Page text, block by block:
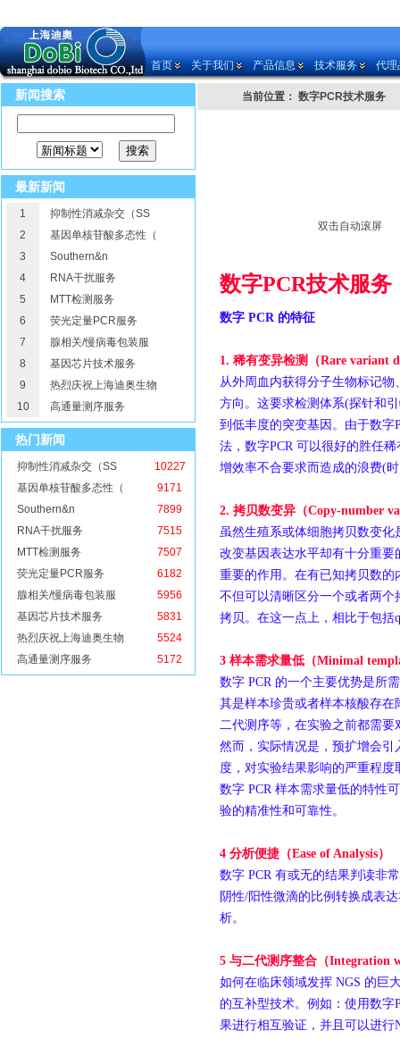
首页 关于我们 产品信息 技术服务 代理
新闻搜索
最新新闻
1
抑制性消减杂交（SS
2
基因单核苷酸多态性（
3
Southern&n
4
RNA干扰服务
5
MTT检测服务
6
荧光定量PCR服务
7
腺相关/慢病毒包装服
8
基因芯片技术服务
9
热烈庆祝上海迪奥生物
10
高通量测序服务
热门新闻
抑制性消减杂交（SS
10227
基因单核苷酸多态性（
9171
Southern&n
7899
RNA干扰服务
7515
MTT检测服务
7507
荧光定量PCR服务
6182
腺相关/慢病毒包装服
5956
基因芯片技术服务
5831
热烈庆祝上海迪奥生物
5524
高通量测序服务
5172
当前位置： 数字PCR技术服务
双击自动滚屏
数字PCR技术服务
数字 PCR 的特征
1. 稀有变异检测（Rare variant
从外周血内获得分子生物标记
方向。这要求检测体系(探针和
到低丰度的突变基因。由于数字
法，数字PCR 可以很好的胜任
增效率不合要求而造成的浪费(
2. 拷贝数变异（Copy-number
虽然生殖系或体细胞拷贝数变
改变基因表达水平却有十分重要
重要的作用。在有已知拷贝数的
不但可以清晰区分一个或者两
拷贝。在这一点上，相比于包括
3 样本需求量低（Minimal
数字 PCR 的一个主要优势是所
其是样本珍贵或者样本核酸存
二代测序等，在实验之前都需
然而，实际情况是，预扩增会引
度，对实验结果影响的严重程度
数字 PCR 样本需求量低的特性
验的精准性和可靠性。
4 分析便捷（Ease of Analysis）
数字 PCR 有或无的结果判读非
阴性/阳性微滴的比例转换成表
析。
5 与二代测序整合（Integration
如何在临床领域发挥 NGS 的巨
的互补型技术。例如：使用数
果进行相互验证，并且可以进行